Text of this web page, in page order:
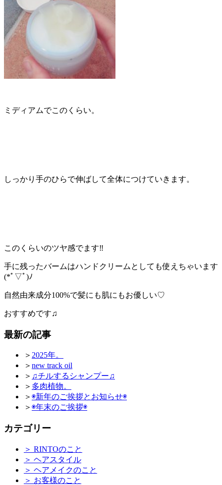
ミディアムでこのくらい。
しっかり手のひらで伸ばして全体につけていきます。
このくらいのツヤ感でます‼︎
手に残ったバームはハンドクリームとしても使えちゃいます
(*ﾟ▽ﾟ)ﾉ
自然由来成分100%で髪にも肌にもお優しい♡
おすすめです♫
最新の記事
＞ 2025年。
＞ new track oil
＞ ♫チルするシャンプー♫
＞ 多肉植物。
＞ ◉新年のご挨拶とお知らせ◉
＞ ◉年末のご挨拶◉
カテゴリー
＞ RINTOのこと
＞ ヘアスタイル
＞ ヘアメイクのこと
＞ お客様のこと